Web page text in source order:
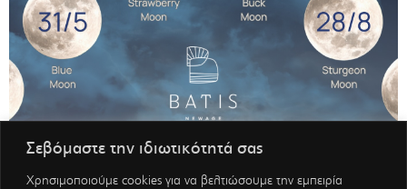
Σεβόμαστε την ιδιωτικότητά σας
Χρησιμοποιούμε cookies για να βελτιώσουμε την εμπειρία